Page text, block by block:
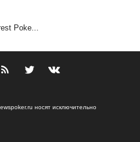
Poke...
носят исключительно